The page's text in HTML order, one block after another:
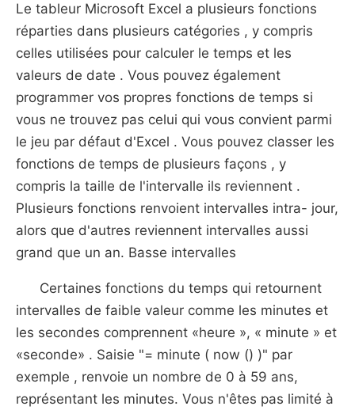
Le tableur Microsoft Excel a plusieurs fonctions
réparties dans plusieurs catégories , y compris
celles utilisées pour calculer le temps et les
valeurs de date . Vous pouvez également
programmer vos propres fonctions de temps si
vous ne trouvez pas celui qui vous convient parmi
le jeu par défaut d'Excel . Vous pouvez classer les
fonctions de temps de plusieurs façons , y
compris la taille de l'intervalle ils reviennent .
Plusieurs fonctions renvoient intervalles intra- jour,
alors que d'autres reviennent intervalles aussi
grand que un an. Basse intervalles
Certaines fonctions du temps qui retournent
intervalles de faible valeur comme les minutes et
les secondes comprennent «heure », « minute » et
«seconde» . Saisie "= minute ( now () )" par
exemple , renvoie un nombre de 0 à 59 ans,
représentant les minutes. Vous n'êtes pas limité à